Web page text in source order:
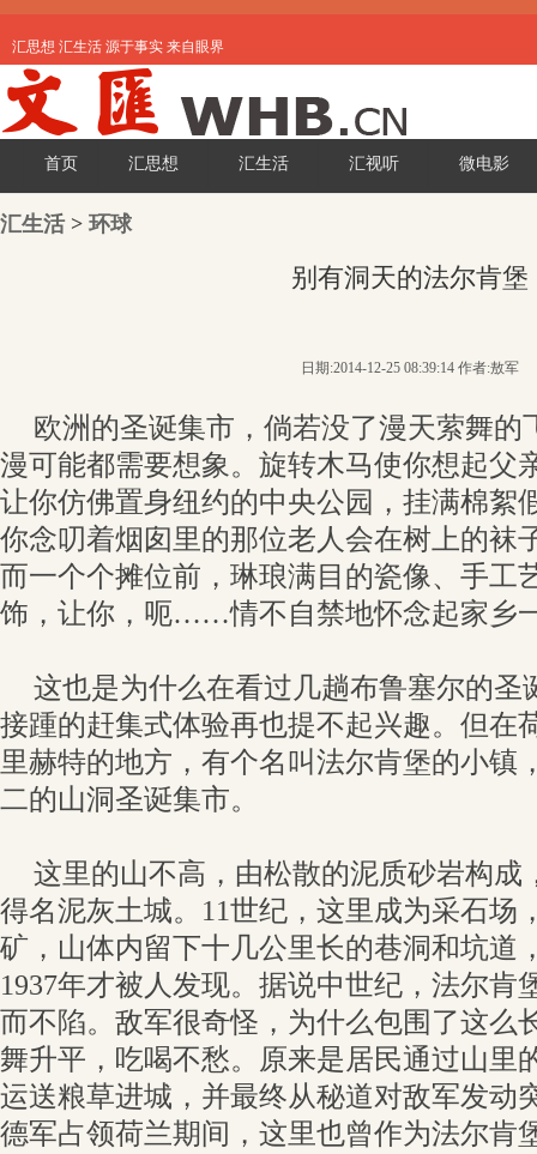
汇思想 汇生活 源于事实 来自眼界
首页 汇思想 汇生活 汇视听 微电影
汇生活> 环球
别有洞天的法尔肯堡
日期:2014-12-25 08:39:14 作者:敖军
欧洲的圣诞集市，倘若没了漫天萦舞的
漫可能都需要想象。旋转木马使你想起父
让你仿佛置身纽约的中央公园，挂满棉絮
你念叨着烟囱里的那位老人会在树上的袜
而一个个摊位前，琳琅满目的瓷像、手工
饰，让你，呃……情不自禁地怀念起家乡
这也是为什么在看过几趟布鲁塞尔的圣
接踵的赶集式体验再也提不起兴趣。但在
里赫特的地方，有个名叫法尔肯堡的小镇
二的山洞圣诞集市。
这里的山不高，由松散的泥质砂岩构成
得名泥灰土城。11世纪，这里成为采石场
矿，山体内留下十几公里长的巷洞和坑道
1937年才被人发现。据说中世纪，法尔肯
而不陷。敌军很奇怪，为什么包围了这么
舞升平，吃喝不愁。原来是居民通过山里
运送粮草进城，并最终从秘道对敌军发动
德军占领荷兰期间，这里也曾作为法尔肯